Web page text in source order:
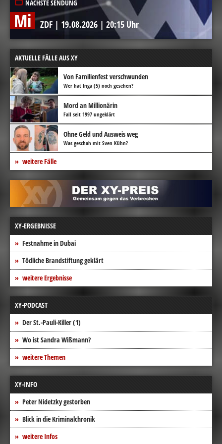
NÄCHSTE SENDUNG
Mi ZDF | 19.08.2026 | 20:15 Uhr
AKTUELLE FÄLLE AUS XY
Von Familienfest verschwunden
Wer hat Inga (5) noch gesehen?
Mord an Millionärin
Fall seit 1997 ungeklärt
Ohne Geld und Ausweis weg
Was geschah mit Sven Kühn?
weitere Fälle
XY-ERGEBNISSE
Festnahme in Dubai
Tödliche Brandstiftung geklärt
weitere Ergebnisse
XY-PODCAST
Der St.-Pauli-Killer (1)
Wo ist Sandra Wißmann?
weitere Themen
XY-INFO
Peter Nidetzky gestorben
Blick in die Kriminalchronik
weitere Infos